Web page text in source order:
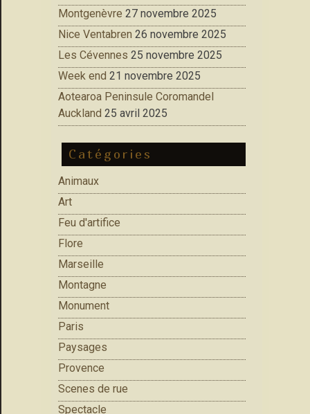
Montgenèvre 27 novembre 2025
Nice Ventabren 26 novembre 2025
Les Cévennes 25 novembre 2025
Week end 21 novembre 2025
Aotearoa Peninsule Coromandel
Auckland 25 avril 2025
Catégories
Animaux
Art
Feu d'artifice
Flore
Marseille
Montagne
Monument
Paris
Paysages
Provence
Scenes de rue
Spectacle